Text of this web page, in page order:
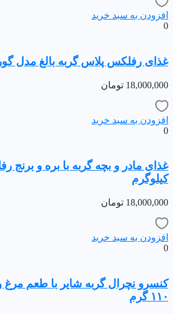
افزودن به سبد خرید
0
غذای رفلکس پلاس گربه بالغ مدل گورمت 1.5
18,000,000 تومان
افزودن به سبد خرید
0
کیلوگرم
18,000,000 تومان
افزودن به سبد خرید
0
کنسرو نچرال گربه شایر با طعم
۱۱۰ گرم